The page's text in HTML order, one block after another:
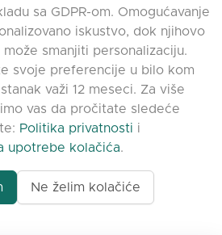
www.quora.com/
Agent-7/Maximizing-
platform | Sva prava
Developed byC9 Group
sa GDPR-om. Omogućavanje
iskustvo, dok njihovo
smanjiti personalizaciju.
svoje preferencije u bilo kom
važi 12 meseci. Za više
vas da pročitate sledeće
Politika privatnosti i
upotrebe kolačića.
Ne želim kolačiće